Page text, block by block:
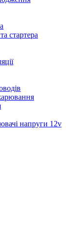
стартера
напруги 12v